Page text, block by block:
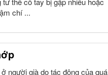
chí ...
người già do tác động của quá